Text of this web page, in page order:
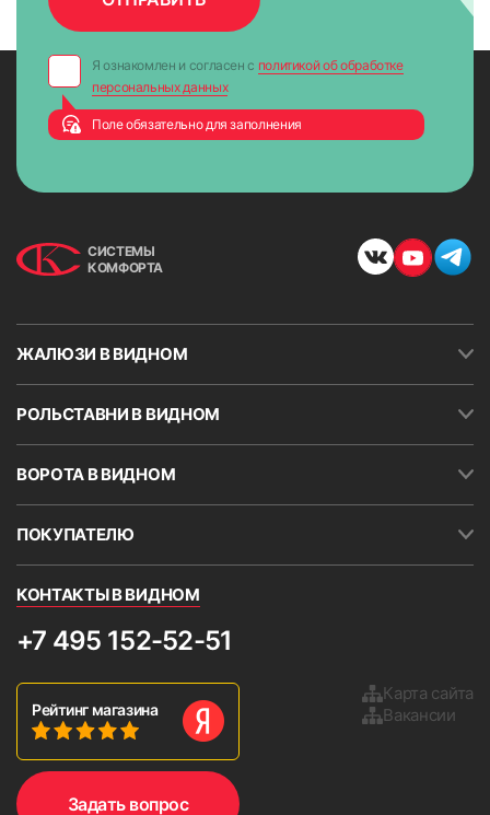
Я ознакомлен и согласен с политикой об обработке
персональных данных
Поле обязательно для заполнения
СИСТЕМЫ
КОМФОРТА
ЖАЛЮЗИ В ВИДНОМ
РОЛЬСТАВНИ В ВИДНОМ
ВОРОТА В ВИДНОМ
ПОКУПАТЕЛЮ
КОНТАКТЫ В ВИДНОМ
+7 495 152-52-51
Рейтинг магазина
Карта сайта
Вакансии
Задать вопрос